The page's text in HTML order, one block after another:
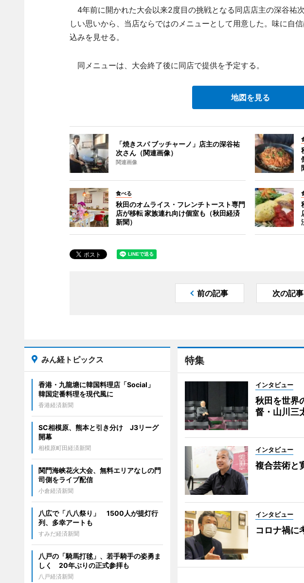
4年前に開かれた大会以来2度目の挑戦となる同店店主の深谷祐
しい思いから、当店ならではのメニューとして用意した。味に自
込みを見せる。
同メニューは、大会終了後に同店で提供を予定する。
地図を見る
「焼きスパ ブッチャーノ」店主の深谷祐
次さん（関連画像）
関連画像
食べる
秋田のオムライス・フレンチトースト専門
店が移転 家族連れ向け個室も（秋田経済
新聞）
前の記事 次の記事
特集
インタビュー
秋田を世界
督・山川三
インタビュー
複合芸術と
インタビュー
コロナ禍に
みん経トピックス
香港・九龍塘に韓国料理店「Social」
韓国定番料理を現代風に
香港経済新聞
SC相模原、熊本と引き分け J3リーグ
開幕
相模原町田経済新聞
関門海峡花火大会、無料エリアなしの門
司側をライブ配信
小倉経済新聞
八広で「八八祭り」 1500人が提灯行
列、多幸アートも
すみだ経済新聞
八戸の「騎馬打毬」、若手騎手の姿勇ま
しく 20年ぶりの正式参拝も
八戸経済新聞